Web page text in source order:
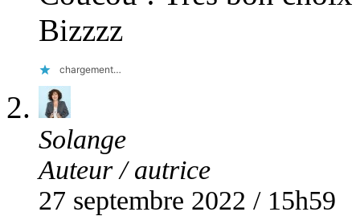
Bizzzz
chargement…
Solange
Auteur / autrice
27 septembre 2022 / 15h59